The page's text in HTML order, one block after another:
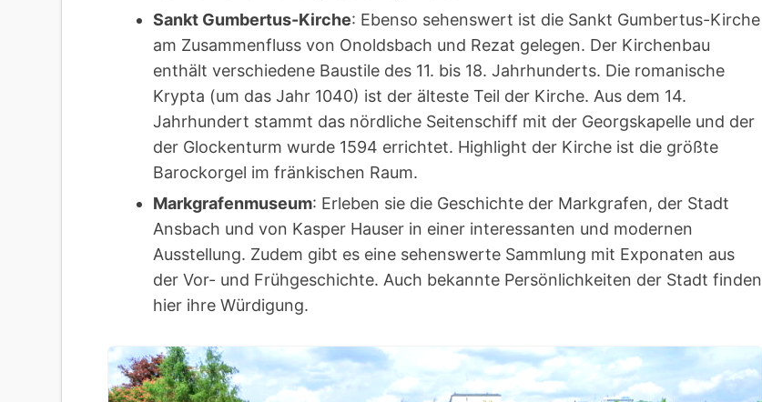
Sankt Gumbertus-Kirche: Ebenso sehenswert ist die Sankt Gumbertus-Kirche
am Zusammenfluss von Onoldsbach und Rezat gelegen. Der Kirchenbau
enthält verschiedene Baustile des 11. bis 18. Jahrhunderts. Die romanische
Krypta (um das Jahr 1040) ist der älteste Teil der Kirche. Aus dem 14.
Jahrhundert stammt das nördliche Seitenschiff mit der Georgskapelle und der
der Glockenturm wurde 1594 errichtet. Highlight der Kirche ist die größte
Barockorgel im fränkischen Raum.
Markgrafenmuseum: Erleben sie die Geschichte der Markgrafen, der Stadt
Ansbach und von Kasper Hauser in einer interessanten und modernen
Ausstellung. Zudem gibt es eine sehenswerte Sammlung mit Exponaten aus
der Vor- und Frühgeschichte. Auch bekannte Persönlichkeiten der Stadt finden
hier ihre Würdigung.